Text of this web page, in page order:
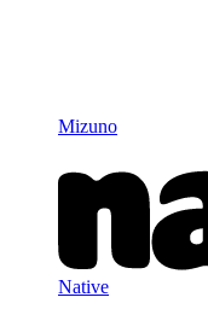
Mizuno
Native